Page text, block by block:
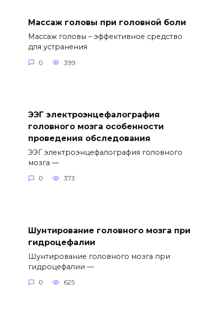
Массаж головы при головной боли
Массаж головы – эффективное средство
для устранения
0 399
ЭЭГ электроэнцефалография
головного мозга особенности
проведения обследования
ЭЭГ электроэнцефалография головного
мозга —
0 373
Шунтирование головного мозга при
гидроцефалии
Шунтирование головного мозга при
гидроцефалии —
0 625